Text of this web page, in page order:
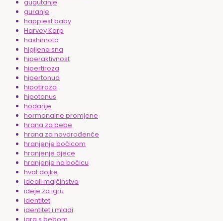
gugutanje
guranje
happiest baby
Harvey Karp
hashimoto
higijena sna
hiperaktivnost
hipertiroza
hipertonud
hipotiroza
hipotonus
hodanje
hormonalne promjene
hrana za bebe
hrana za novorođenče
hranjenje bočicom
hranjenje djece
hranjenje na bočicu
hvat dojke
ideali majčinstva
ideje za igru
identitet
identitet i mladi